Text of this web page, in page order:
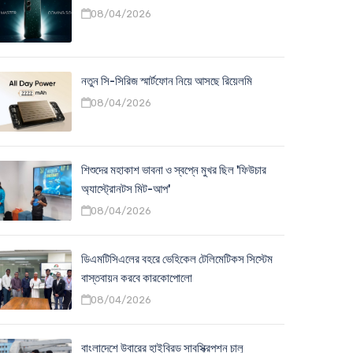
08/04/2026
নতুন সি-সিরিজ স্মার্টফোন নিয়ে আসছে রিয়েলমি
08/04/2026
শিশুদের মহাকাশ ভাবনা ও স্বপ্নে মুখর ছিল 'ফিউচার
অ্যাস্ট্রোনটস মিট-আপ'
08/04/2026
ডিএমটিসিএলের বহরে ভেহিকেল টেলিমেটিকস সিস্টেম
বাস্তবায়ন করবে কারকোপোলো
08/04/2026
বাংলাদেশে উবারের হাইব্রিড সাবস্ক্রিপশন চালু